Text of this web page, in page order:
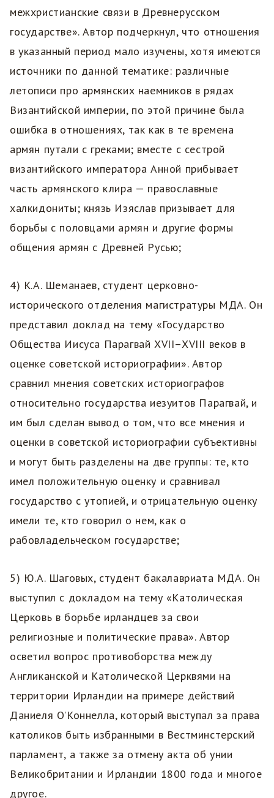
межхристианские связи в Древнерусском
государстве». Автор подчеркнул, что отношения
в указанный период мало изучены, хотя имеются
источники по данной тематике: различные
летописи про армянских наемников в рядах
Византийской империи, по этой причине была
ошибка в отношениях, так как в те времена
армян путали с греками; вместе с сестрой
византийского императора Анной прибывает
часть армянского клира — православные
халкидониты; князь Изяслав призывает для
борьбы с половцами армян и другие формы
общения армян с Древней Русью;
4) К.А. Шеманаев, студент церковно-
исторического отделения магистратуры МДА. Он
представил доклад на тему «Государство
Общества Иисуса Парагвай XVII–XVIII веков в
оценке советской историографии». Автор
сравнил мнения советских историографов
относительно государства иезуитов Парагвай, и
им был сделан вывод о том, что все мнения и
оценки в советской историографии субъективны
и могут быть разделены на две группы: те, кто
имел положительную оценку и сравнивал
государство с утопией, и отрицательную оценку
имели те, кто говорил о нем, как о
рабовладельческом государстве;
5) Ю.А. Шаговых, студент бакалавриата МДА. Он
выступил с докладом на тему «Католическая
Церковь в борьбе ирландцев за свои
религиозные и политические права». Автор
осветил вопрос противоборства между
Англиканской и Католической Церквями на
территории Ирландии на примере действий
Даниеля О’Коннелла, который выступал за права
католиков быть избранными в Вестминстерский
парламент, а также за отмену акта об унии
Великобритании и Ирландии 1800 года и многое
другое.